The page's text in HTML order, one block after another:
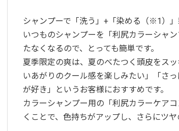
シャンプーで「洗う」+「染める（※1）
いつものシャンプーを「利尻カラーシャ
たなくなるので、とっても簡単です。
夏季限定の爽は、夏のべたつく頭皮をス
いあがりのクール感を楽しみたい」「さ
が好き」というお客様におすすめです。
カラーシャンプー用の「利尻カラーケア
くことで、色持ちがアップし、さらにツ